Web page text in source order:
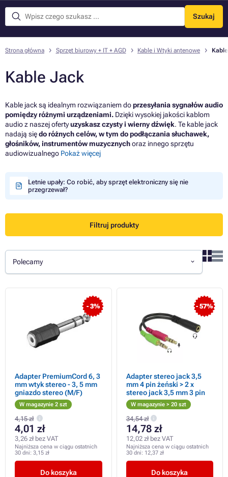
Szukaj
Menu
Strona główna Sprzęt biurowy + IT + AGD Kable i Wtyki antenowe
Kable Jack
Kable jack są idealnym rozwiązaniem doprzesyłania sygnałów audio
pomiędzy różnymi urządzeniami. Dzięki wysokiej jakości kablom
audio z naszej ofertyuzyskasz czysty i wierny dźwięk. Te kable jack
nadają siędo różnych celów, w tym do podłączania słuchawek,
głośników, instrumentów muzycznychoraz innego sprzętu
audiowizualnego Pokaż więcej
Letnie upały: Co robić, aby sprzęt elektroniczny się nie
przegrzewał?
Filtruj produkty
Polecamy
- 3%
Adapter PremiumCord 6, 3
mm wtyk stereo - 3, 5 mm
gniazdo stereo (M/F)
W magazynie 2 szt
4,15 zł
4,01 zł
3,26 zł bez VAT
Najniższa cena w ciągu ostatnich
30 dni: 3,15 zł
Do koszyka
- 57%
Adapter stereo jack 3,5
mm 4 pin żeński > 2 x
stereo jack 3,5 mm 3 pin
W magazynie > 20 szt
34,54 zł
14,78 zł
12,02 zł bez VAT
Najniższa cena w ciągu ostatnich
30 dni: 12,37 zł
Do koszyka